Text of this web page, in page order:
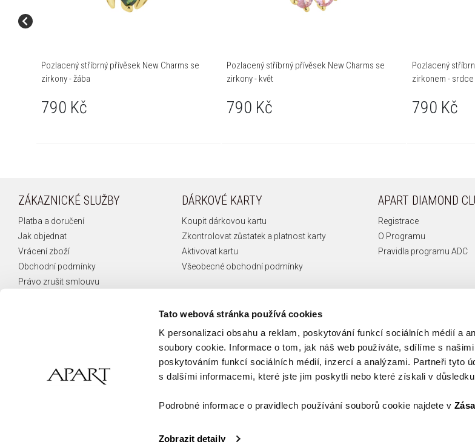
Tato webová stránka používá cookies
K personalizaci obsahu a reklam, poskytování funkcí sociálních médií a
soubory cookie. Informace o tom, jak náš web používáte, sdílíme s
poskytováním funkcí sociálních médií, inzercí a analýzami. Partneři tyto
s dalšími informacemi, které jste jim poskytli nebo které získali v
Podrobné informace o pravidlech používání souborů cookie najdete v
Zobrazit detaily
Pozlacený stříbrný přívěsek New Charms se
zirkony - žába
790 Kč
Pozlacený stříbrný přívěsek New Charms se
zirkony - květ
790 Kč
Pozlacený
zirkonem - srdce
790 Kč
ZÁKAZNICKÉ SLUŽBY
Platba a doručení
Jak objednat
Vrácení zboží
Obchodní podmínky
Právo zrušit smlouvu
DÁRKOVÉ KARTY
Koupit dárkovou kartu
Zkontrolovat zůstatek a platnost karty
Aktivovat kartu
Všeobecné obchodní podmínky
APART DIAMOND
Registrace
O Programu
Pravidla programu ADC